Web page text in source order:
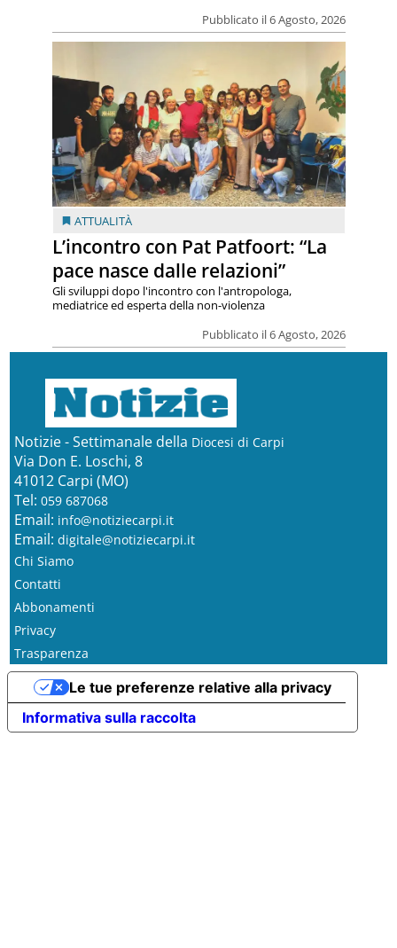
Pubblicato il 6 Agosto, 2026
ATTUALITÀ
L’incontro con Pat Patfoort: “La
pace nasce dalle relazioni”
Pubblicato il 6 Agosto, 2026
Gli sviluppi dopo l'incontro con l'antropologa,
mediatrice ed esperta della non-violenza
Notizie - Settimanale della Diocesi di Carpi
Via Don E. Loschi, 8
41012 Carpi (MO)
Tel: 059 687068
Email: info@notiziecarpi.it
Email: digitale@notiziecarpi.it
Chi Siamo
Contatti
Abbonamenti
Privacy
Trasparenza
Informativa sulla raccolta
Le tue preferenze relative alla privacy